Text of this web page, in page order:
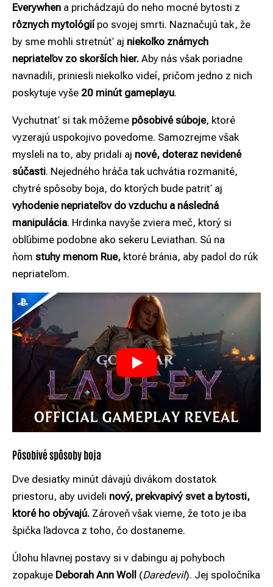
Everywhen a prichádzajú do neho mocné bytosti z
rôznych mytológiípo svojej smrti. Naznačujú tak, že
by sme mohli stretnúť aj niekoľko známych
nepriateľov zo skorších hier. Aby nás však poriadne
navnadili, priniesli niekoľko videí, pričom jedno z nich
poskytuje vyše 20 minút gameplayu.
Vychutnať si tak môžeme pôsobivé súboje, ktoré
vyzerajú uspokojivo povedome. Samozrejme však
mysleli na to, aby pridali aj nové, doteraz nevidené
súčasti. Nejedného hráča tak uchvátia rozmanité,
chytré spôsoby boja, do ktorých bude patriť aj
vyhodenie nepriateľov do vzduchu a následná
manipulácia. Hrdinka navyše zviera meč, ktorý si
obľúbime podobne ako sekeru Leviathan. Sú na
ňom stuhy menom Rue, ktoré bránia, aby padol do rúk
nepriateľom.
Pôsobivé spôsoby boja
Dve desiatky minút dávajú divákom dostatok
priestoru, aby uvideli nový, prekvapivý svet a bytosti,
ktoré ho obývajú. Zároveň však vieme, že toto je iba
špička ľadovca z toho, čo dostaneme.
Úlohu hlavnej postavy si v dabingu aj pohyboch
zopakuje Deborah Ann Woll (Daredevil). Jej spoločníka